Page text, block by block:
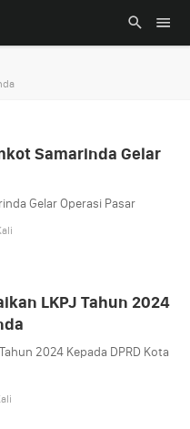
Samarinda Gelar
Gelar Operasi Pasar
LKPJ Tahun 2024
2024 Kepada DPRD Kota